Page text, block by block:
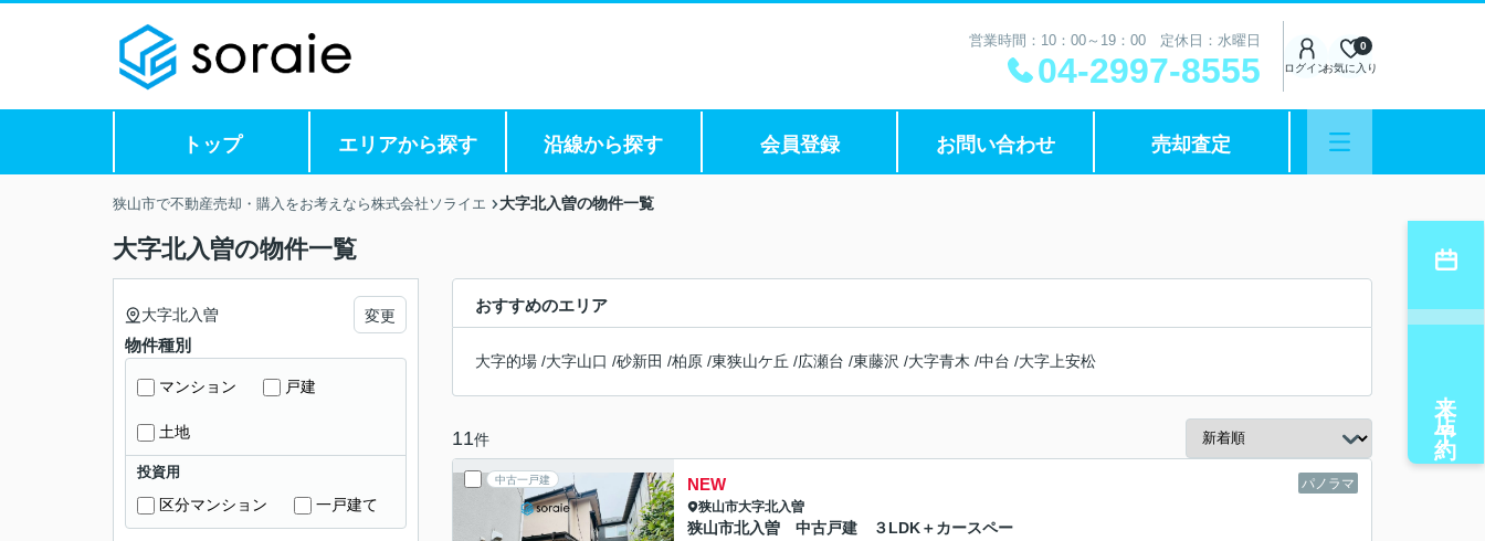
営業時間：10：00～19：00 定休日：水曜日
04-2997-8555 ログインお気に入り
0
トップ エリアから探す 沿線から探す 会員登録 お問い合わせ 売却査定
狭山市で不動産売却・購入をお考えなら株式会社ソライエ 大字北入曽の物件一覧
大字北入曽の物件一覧
おすすめのエリア
大字的場 /大字山口 /砂新田 /柏原 /東狭山ケ丘 /広瀬台 /東藤沢 /大字青木 /中台 /大字上安松
11件
中古一戸建 パノラマ
NEW
狭山市大字北入曽
狭山市北入曽 中古戸建 ３LDK＋カースペー
大字北入曽 変更
物件種別
マンション 戸建
土地
投資用
区分マンション 一戸建て
来店予約